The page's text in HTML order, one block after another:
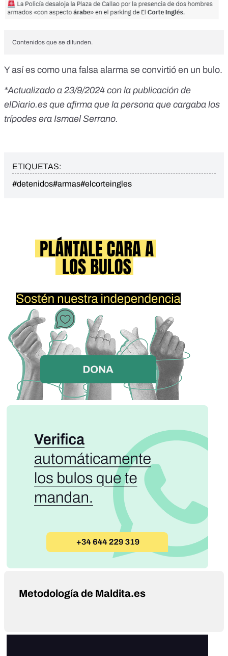
Contenidos que se difunden.
Y así es como una falsa alarma se convirtió en un bulo.
*Actualizado a 23/9/2024 con la publicación de
elDiario.es que afirma que la persona que cargaba los
trípodes era Ismael Serrano.
ETIQUETAS:
#detenidos#armas#elcorteingles
Metodología de Maldita.es